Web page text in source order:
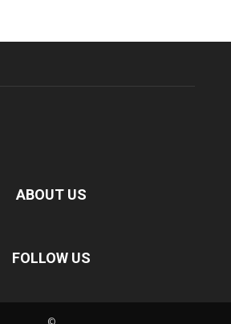
ABOUT US
FOLLOW US